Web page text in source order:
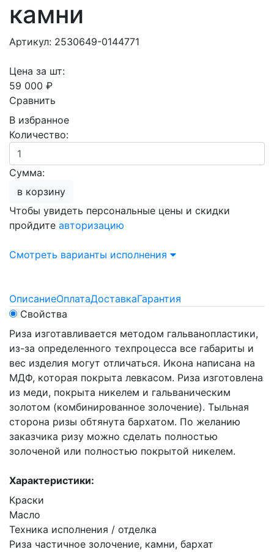
камни
Артикул: 2530649-0144771
Цена за шт:
59 000 ₽
Сравнить
В избранное
Количество:
Сумма:
в корзину
Чтобы увидеть персональные цены и скидки
пройдите авторизацию
Смотреть варианты исполнения
ОписаниеОплатаДоставкаГарантия
Свойства
Риза изготавливается методом гальванопластики,
из-за определенного техпроцесса все габариты и
вес изделия могут отличаться. Икона написана на
МДФ, которая покрыта левкасом. Риза изготовлена
из меди, покрыта никелем и гальваническим
золотом (комбинированное золочение). Тыльная
сторона ризы обтянута бархатом. По желанию
заказчика ризу можно сделать полностью
золоченой или полностью покрытой никелем.
Характеристики:
Краски
Масло
Техника исполнения / отделка
Риза частичное золочение, камни, бархат